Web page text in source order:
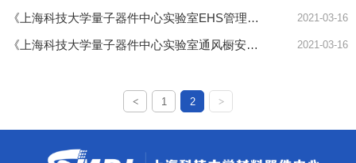
2021-03-16
《上海科技大学量子器件中心实验室EHS管理办法》
2021-03-16
《上海科技大学量子器件中心实验室通风橱安全使用要求》
< 1 2 >